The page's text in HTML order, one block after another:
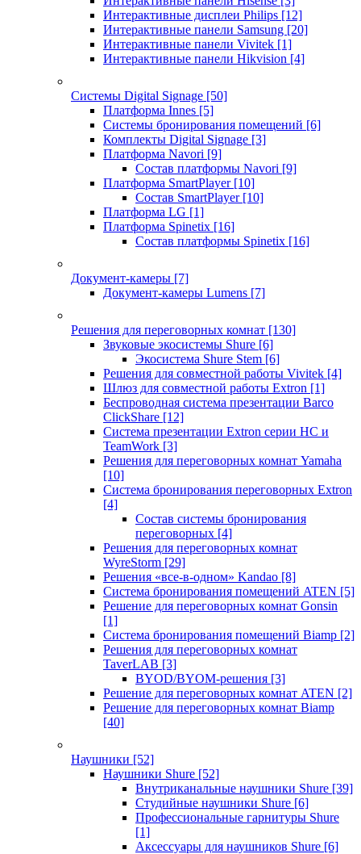
Интерактивные дисплеи Philips [12]
Интерактивные панели Samsung [20]
Интерактивные панели Vivitek [1]
Интерактивные панели Hikvision [4]
Системы Digital Signage [50]
Платформа Innes [5]
Системы бронирования помещений [6]
Комплекты Digital Signage [3]
Платформа Navori [9]
Состав платформы Navori [9]
Платформа SmartPlayer [10]
Состав SmartPlayer [10]
Платформа LG [1]
Платформа Spinetix [16]
Состав платформы Spinetix [16]
Документ-камеры [7]
Документ-камеры Lumens [7]
Решения для переговорных комнат [130]
Звуковые экосистемы Shure [6]
Экосистема Shure Stem [6]
Решения для совместной работы Vivitek [4]
Шлюз для совместной работы Extron [1]
Беспроводная система презентации Barco
ClickShare [12]
Система презентации Extron серии HC и
TeamWork [3]
Решения для переговорных комнат Yamaha
[10]
Система бронирования переговорных Extron
[4]
Состав системы бронирования
переговорных [4]
Решения для переговорных комнат
WyreStorm [29]
Решения «все-в-одном» Kandao [8]
Система бронирования помещений ATEN [5]
Решение для переговорных комнат Gonsin
[1]
Система бронирования помещений Biamp [2]
Решения для переговорных комнат
TaverLAB [3]
BYOD/BYOM-решения [3]
Решение для переговорных комнат ATEN [2]
Решение для переговорных комнат Biamp
[40]
Наушники [52]
Наушники Shure [52]
Внутриканальные наушники Shure [39]
Студийные наушники Shure [6]
Профессиональные гарнитуры Shure
[1]
Аксессуары для наушников Shure [6]